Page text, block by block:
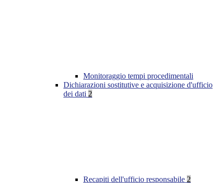
Monitoraggio tempi procedimentali
Dichiarazioni sostitutive e acquisizione d'ufficio
dei dati 2
Recapiti dell'ufficio responsabile 2